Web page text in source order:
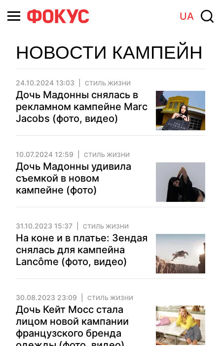
UA
НОВОСТИ КАМПЕЙН
24.10.2024 13:03 СТИЛЬ ЖИЗНИ
Дочь Мадонны снялась в
рекламном кампейне Marc
Jacobs (фото, видео)
10.07.2024 12:59 СТИЛЬ ЖИЗНИ
Дочь Мадонны удивила
съемкой в новом
кампейне (фото)
31.10.2023 15:37 СТИЛЬ ЖИЗНИ
На коне и в платье: Зендая
снялась для кампейна
Lancôme (фото, видео)
30.08.2023 23:09 СТИЛЬ ЖИЗНИ
Дочь Кейт Мосс стала
лицом новой кампании
французского бренда